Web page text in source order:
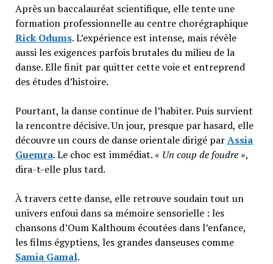
Après un baccalauréat scientifique, elle tente une
formation professionnelle au centre chorégraphique
Rick Odums. L’expérience est intense, mais révèle
aussi les exigences parfois brutales du milieu de la
danse. Elle finit par quitter cette voie et entreprend
des études d’histoire.
Pourtant, la danse continue de l’habiter. Puis survient
la rencontre décisive. Un jour, presque par hasard, elle
découvre un cours de danse orientale dirigé parAssia
Guemra. Le choc est immédiat. « Un coup de foudre»,
dira-t-elle plus tard.
À travers cette danse, elle retrouve soudain tout un
univers enfoui dans sa mémoire sensorielle : les
chansons d’Oum Kalthoum écoutées dans l’enfance,
les films égyptiens, les grandes danseuses comme
Samia Gamal.